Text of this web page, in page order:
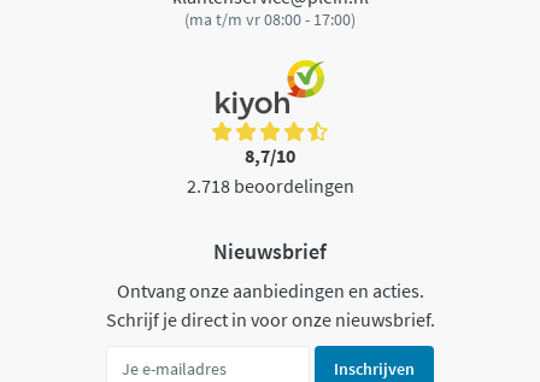
(ma t/m vr 08:00 - 17:00)
8,7/10
2.718 beoordelingen
Nieuwsbrief
Ontvang onze aanbiedingen en acties.
Schrijf je direct in voor onze nieuwsbrief.
Inschrijven